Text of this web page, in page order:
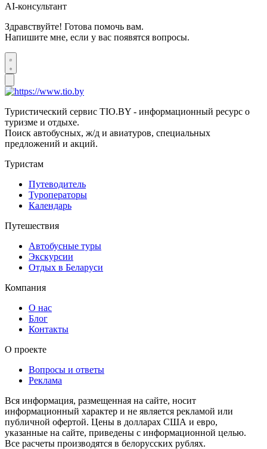
AI-консультант
Здравствуйте! Готова помочь вам.
Напишите мне, если у вас появятся вопросы.
Туристический сервис TIO.BY - информационный ресурс о
туризме и отдыхе.
Поиск автобусных, ж/д и авиатуров, специальных
предложений и акций.
Туристам
Путеводитель
Туроператоры
Календарь
Путешествия
Автобусные туры
Экскурсии
Отдых в Беларуси
Компания
О нас
Блог
Контакты
О проекте
Вопросы и ответы
Реклама
Вся информация, размещенная на сайте, носит
информационный характер и не является рекламой или
публичной офертой. Цены в долларах США и евро,
указанные на сайте, приведены с информационной целью.
Все расчеты производятся в белорусских рублях.